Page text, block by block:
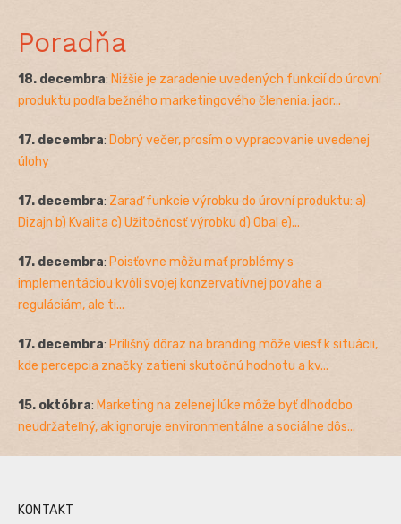
Poradňa
18. decembra: Nižšie je zaradenie uvedených funkcií do úrovní
produktu podľa bežného marketingového členenia: jadr...
17. decembra: Dobrý večer, prosím o vypracovanie uvedenej
úlohy
17. decembra: Zaraď funkcie výrobku do úrovní produktu: a)
Dizajn b) Kvalita c) Užitočnosť výrobku d) Obal e)...
17. decembra: Poisťovne môžu mať problémy s
implementáciou kvôli svojej konzervatívnej povahe a
reguláciám, ale ti...
17. decembra: Prílišný dôraz na branding môže viesť k situácii,
kde percepcia značky zatieni skutočnú hodnotu a kv...
15. októbra: Marketing na zelenej lúke môže byť dlhodobo
neudržateľný, ak ignoruje environmentálne a sociálne dôs...
KONTAKT